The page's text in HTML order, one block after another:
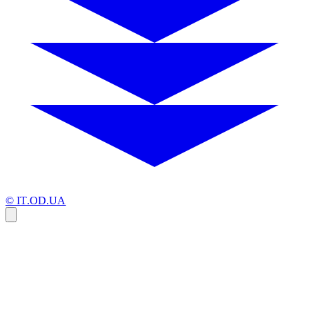
© IT.OD.UA